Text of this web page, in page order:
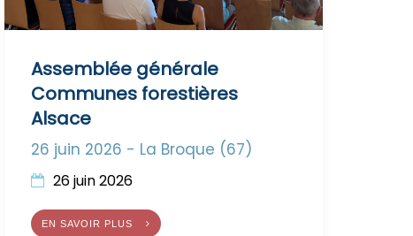
Assemblée générale
Communes forestières
Alsace
26 juin 2026 - La Broque (67)
26 juin 2026
EN SAVOIR PLUS